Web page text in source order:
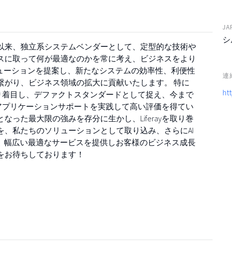
、独立系システムベンダーとして、定型的な技術や
取って何が最適なのかを常に考え、ビジネスをより
ションを提案し、新たなシステムの効率性、利便性
り、ビジネス領域の拡大に貢献いたします。 特に
目し、デファクトスタンダードとして捉え、今まで
リケーションサポートを実践して高い評価を得てい
った最大限の強みを存分に生かし、Liferayを取り巻
私たちのソリューションとして取り込み、さらにAI
幅広い最適なサービスを提供しお客様のビジネス成長
待ちしております！
連